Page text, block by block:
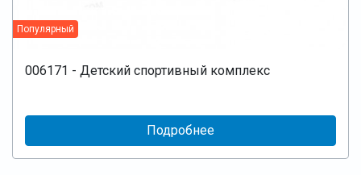
Популярный
006171 - Детский спортивный комплекс
Подробнее